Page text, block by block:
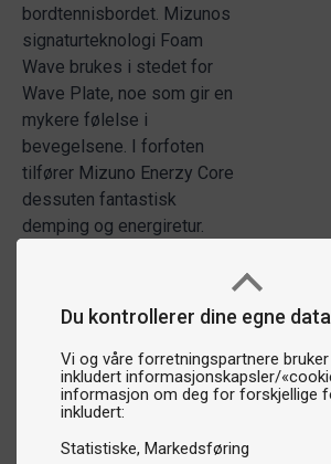
Du kontrollerer dine egne data
Vi og våre forretningspartnere
inkludert informasjonskapsler/
informasjon om deg for forskjellige
inkludert:
Statistiske Markedsføring
bordtennisbordet. Mizunos
signaturteknologi Foam
Wave brukes i stedet for
Wave Plate, noe som gir en
mykere følelse i
bevegelsene. I forfoten
tilfører Mizuno Enerzy Core
dessuten fantastisk
demping og energiretur.